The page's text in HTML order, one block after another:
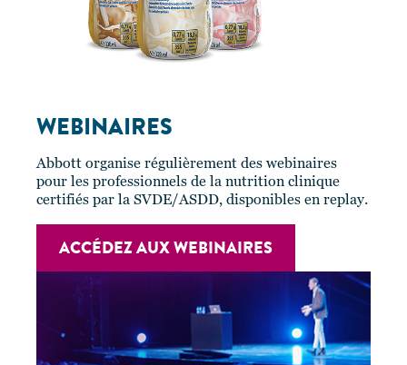
WEBINAIRES
Abbott organise régulièrement des webinaires
pour les professionnels de la nutrition clinique
certifiés par la SVDE/ASDD, disponibles en replay.
ACCÉDEZ AUX WEBINAIRES